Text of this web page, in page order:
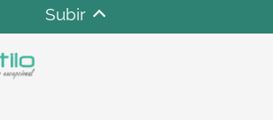
Subir